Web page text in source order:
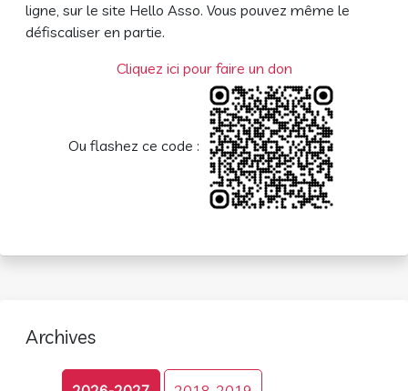
ligne, sur le site Hello Asso. Vous pouvez même le
défiscaliser en partie.
Cliquez ici pour faire un don
Ou flashez ce code :
Archives